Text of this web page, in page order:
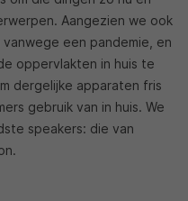
Aangezien we ook
een pandemie, en
oppervlakten in huis te
dergelijke apparaten fris
gebruik van in huis. We
speakers: die van